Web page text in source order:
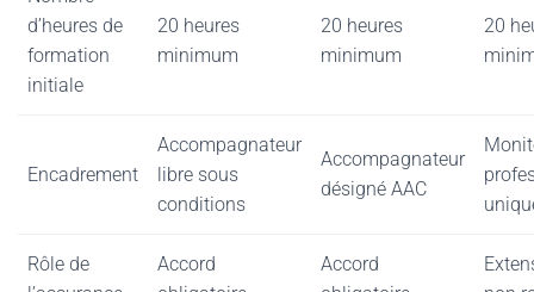
d’heures de
formation
initiale
20 heures
minimum
20 heures
minimum
20
Encadrement
Accompagnateur
libre sous
conditions
Accompagnateur
désigné AAC
Rôle de
Accord
Accord